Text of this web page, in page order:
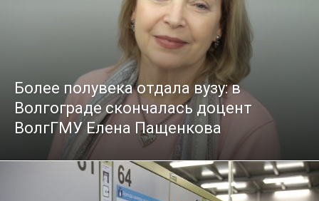
Более полувека отдала вузу: в
Волгограде скончалась доцент
ВолгГМУ Елена Пащенкова